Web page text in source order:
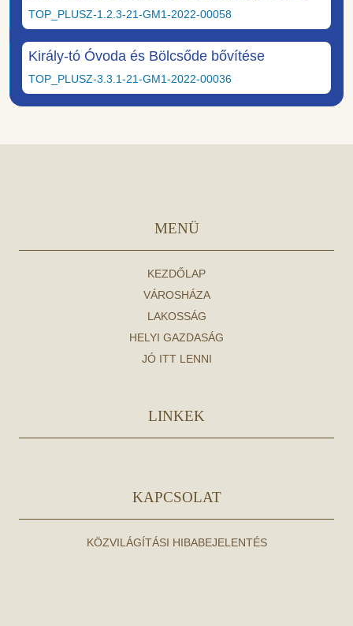
TOP_PLUSZ-1.2.3-21-GM1-2022-00058
Király-tó Óvoda és Bölcsőde bővítése
TOP_PLUSZ-3.3.1-21-GM1-2022-00036
MENÜ
KEZDŐLAP
VÁROSHÁZA
LAKOSSÁG
HELYI GAZDASÁG
JÓ ITT LENNI
LINKEK
KAPCSOLAT
KÖZVILÁGÍTÁSI HIBABEJELENTÉS